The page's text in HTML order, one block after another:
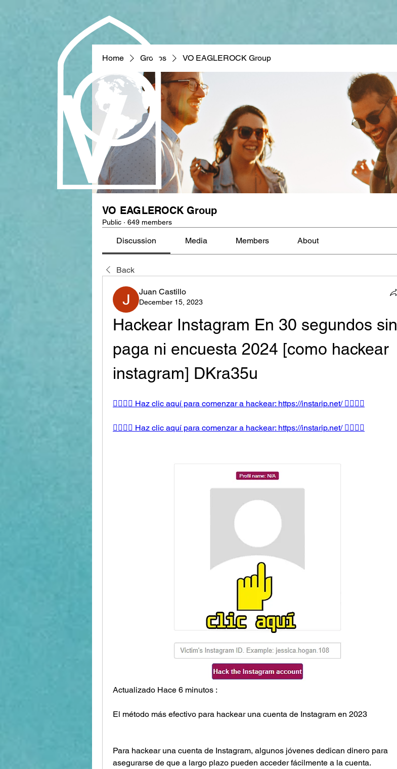
Home Groups VO EAGLEROCK Group
VO EAGLEROCK Group
Public · 649 members
Discussion Media Members About
Back
Juan Castillo
December 15, 2023
Hackear Instagram En 30 segundos sin
paga ni encuesta 2024 [como hackear
instagram] DKra35u
👉🏻👉🏻 Haz clic aquí para comenzar a hackear: https://instarip.net/ 👈🏻👈🏻
👉🏻👉🏻 Haz clic aquí para comenzar a hackear: https://instarip.net/ 👈🏻👈🏻
Actualizado Hace 6 minutos :
El método más efectivo para hackear una cuenta de Instagram en 2023
Para hackear una cuenta de Instagram, algunos jóvenes dedican dinero para
asegurarse de que a largo plazo pueden acceder fácilmente a la cuenta.